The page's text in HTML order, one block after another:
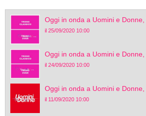
Oggi in onda a Uomini e
il 25/09/2020 10:00
Oggi in onda a Uomini e
il 24/09/2020 10:00
Oggi in onda a Uomini e
il 11/09/2020 10:00